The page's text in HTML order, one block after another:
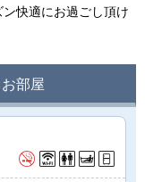
快適にお過ごし頂け
部屋